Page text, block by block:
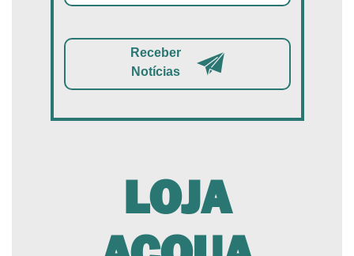
Receber
Notícias
LOJA